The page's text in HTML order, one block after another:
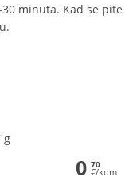
minuta. Kad se pite
g
0 70
€/kom